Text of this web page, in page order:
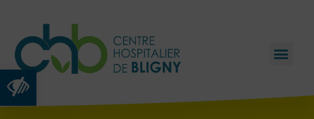
Ouvrir la barre d’outils